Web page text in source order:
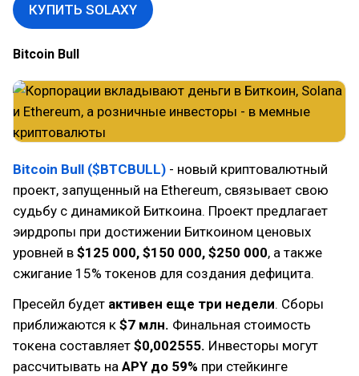
КУПИТЬ SOLAXY
Bitcoin Bull
Bitcoin Bull ($BTCBULL) - новый криптовалютный
проект, запущенный на Ethereum, связывает свою
судьбу с динамикой Биткоина. Проект предлагает
эирдропы при достижении Биткоином ценовых
уровней в $125 000, $150 000, $250 000, а также
сжигание 15% токенов для создания дефицита.
Пресейл будет активен еще три недели. Сборы
приближаются к $7 млн. Финальная стоимость
токена составляет $0,002555. Инвесторы могут
рассчитывать на APY до 59% при стейкинге